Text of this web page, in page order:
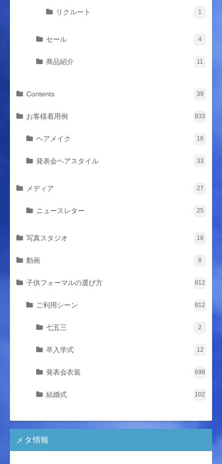
リクルート 1
セール 4
商品紹介 11
Contents 39
お客様着用例 833
ヘアメイク 16
発表会ヘアスタイル 33
メディア 27
ニュースレター 25
写真スタジオ 18
動画 8
子供フォーマルの選び方 812
ご利用シーン 812
七五三 2
卒入学式 12
発表会衣装 698
結婚式 102
メタ情報